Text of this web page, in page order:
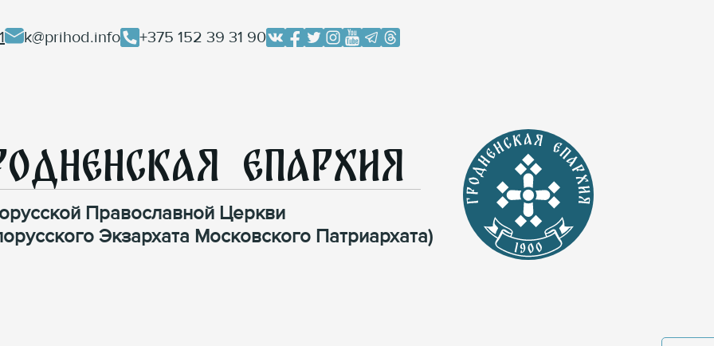
k@prihod.info +375 152 39 31 90
Епархия
Православной Церкви
Экзархата Московского Патриархата)